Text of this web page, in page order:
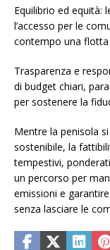
Equilibrio ed equità:
l’accesso per le
contempo una
Trasparenza e
di budget chiari,
per sostenere la
Mentre la penisola
sostenibile, la
tempestivi,
un percorso per
emissioni e
senza lasciare le